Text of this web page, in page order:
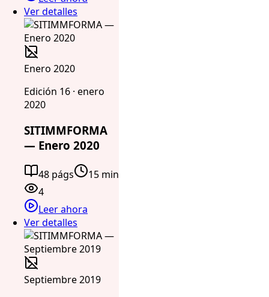
Ver detalles
Enero 2020
Edición 16 · enero
2020
SITIMMFORMA
— Enero 2020
48 págs
15 min
4
Leer ahora
Ver detalles
Septiembre 2019